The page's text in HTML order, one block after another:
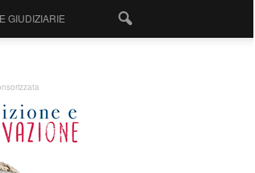
GIUDIZIARIE